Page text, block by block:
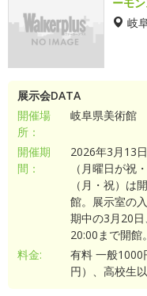
岐
展示会DATA
開催場
所：
岐阜県美術館
開催期
間：
2026年3月13
（月曜日が祝
（月・祝）は
館。展示室の
期中の3月20
20:00まで開館。
料金:
有料 一般1000
円）、高校生